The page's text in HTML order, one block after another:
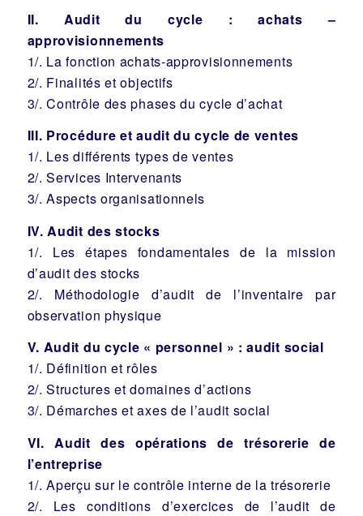
II. Audit du cycle : achats –
approvisionnements
1/. La fonction achats-approvisionnements
2/. Finalités et objectifs
3/. Contrôle des phases du cycle d’achat
III. Procédure et audit du cycle de ventes
1/. Les différents types de ventes
2/. Services Intervenants
3/. Aspects organisationnels
IV. Audit des stocks
1/. Les étapes fondamentales de la mission
d’audit des stocks
2/. Méthodologie d’audit de l’inventaire par
observation physique
V. Audit du cycle « personnel » : audit social
1/. Définition et rôles
2/. Structures et domaines d’actions
3/. Démarches et axes de l’audit social
VI. Audit des opérations de trésorerie de
l’entreprise
1/. Aperçu sur le contrôle interne de la trésorerie
2/. Les conditions d’exercices de l’audit de